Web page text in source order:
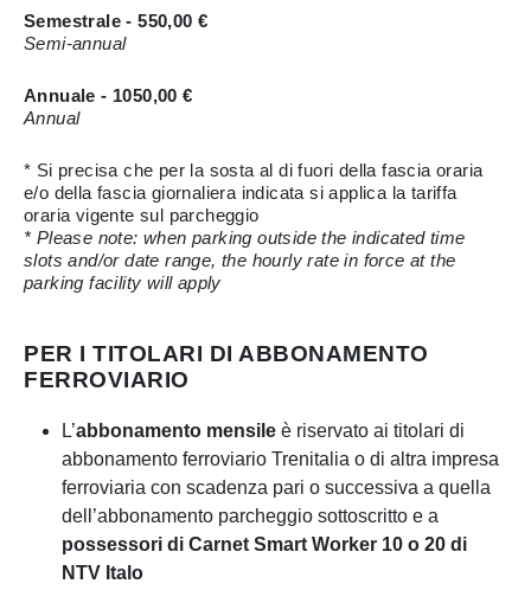
Semestrale - 550,00 €
Semi-annual
Annuale - 1050,00 €
Annual
* Si precisa che per la sosta al di fuori della fascia oraria
e/o della fascia giornaliera indicata si applica la tariffa
oraria vigente sul parcheggio
* Please note: when parking outside the indicated time
slots and/or date range, the hourly rate in force at the
parking facility will apply
PER I TITOLARI DI ABBONAMENTO
FERROVIARIO
L’abbonamento mensile è riservato ai titolari di
abbonamento ferroviario Trenitalia o di altra impresa
ferroviaria con scadenza pari o successiva a quella
dell’abbonamento parcheggio sottoscritto e a
possessori di Carnet Smart Worker 10 o 20 di
NTV Italo